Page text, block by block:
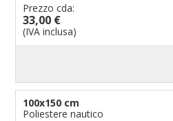
Prezzo cda:
33,00 €
(IVA inclusa)
100x150 cm
Poliestere nautico